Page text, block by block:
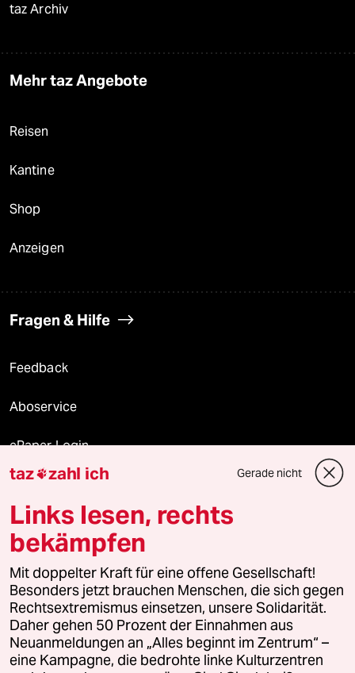
taz Archiv
Mehr taz Angebote
Reisen
Kantine
Shop
Anzeigen
Fragen & Hilfe
Feedback
Aboservice
ePaper Login
Downloads für Abonnierende
© 2026 taz Verlags und Vertriebs GmbH
Alle Rechte vorbehalten. Bei rechtlichen Fragen oder für Genehmigungen
wenden Sie sich bitte an
lizenzen@taz.de
Feedback Redaktionsstatut Kommune-Richtlinien
taz zahl ich Gerade nicht
Links lesen, rechts
bekämpfen
Mit doppelter Kraft für eine offene Gesellschaft!
Besonders jetzt brauchen Menschen, die sich gegen
Rechtsextremismus einsetzen, unsere Solidarität.
Daher gehen 50 Prozent der Einnahmen aus
Neuanmeldungen an „Alles beginnt im Zentrum“ –
eine Kampagne, die bedrohte linke Kulturzentren